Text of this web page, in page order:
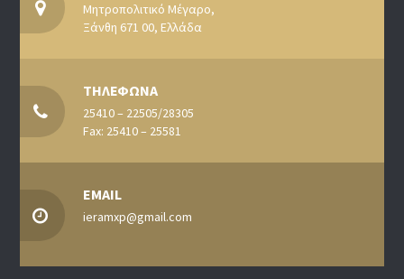
Μητροπολιτικό Μέγαρο,
Ξάνθη 671 00, Ελλάδα
ΤΗΛΕΦΩΝΑ
25410 – 22505/28305
Fax: 25410 – 25581
EMAIL
ieramxp@gmail.com